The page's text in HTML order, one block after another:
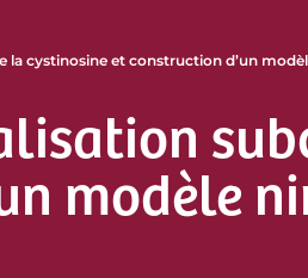
la cystinosine et construction d’un
modèle